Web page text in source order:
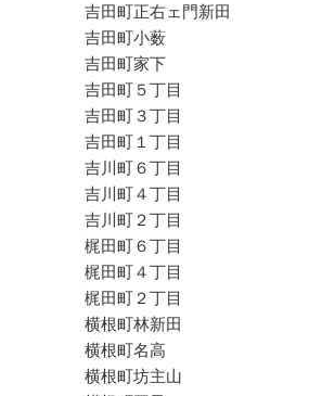
吉田町正右ェ門新田
吉田町小薮
吉田町家下
吉田町５丁目
吉田町３丁目
吉田町１丁目
吉川町６丁目
吉川町４丁目
吉川町２丁目
梶田町６丁目
梶田町４丁目
梶田町２丁目
横根町林新田
横根町名高
横根町坊主山